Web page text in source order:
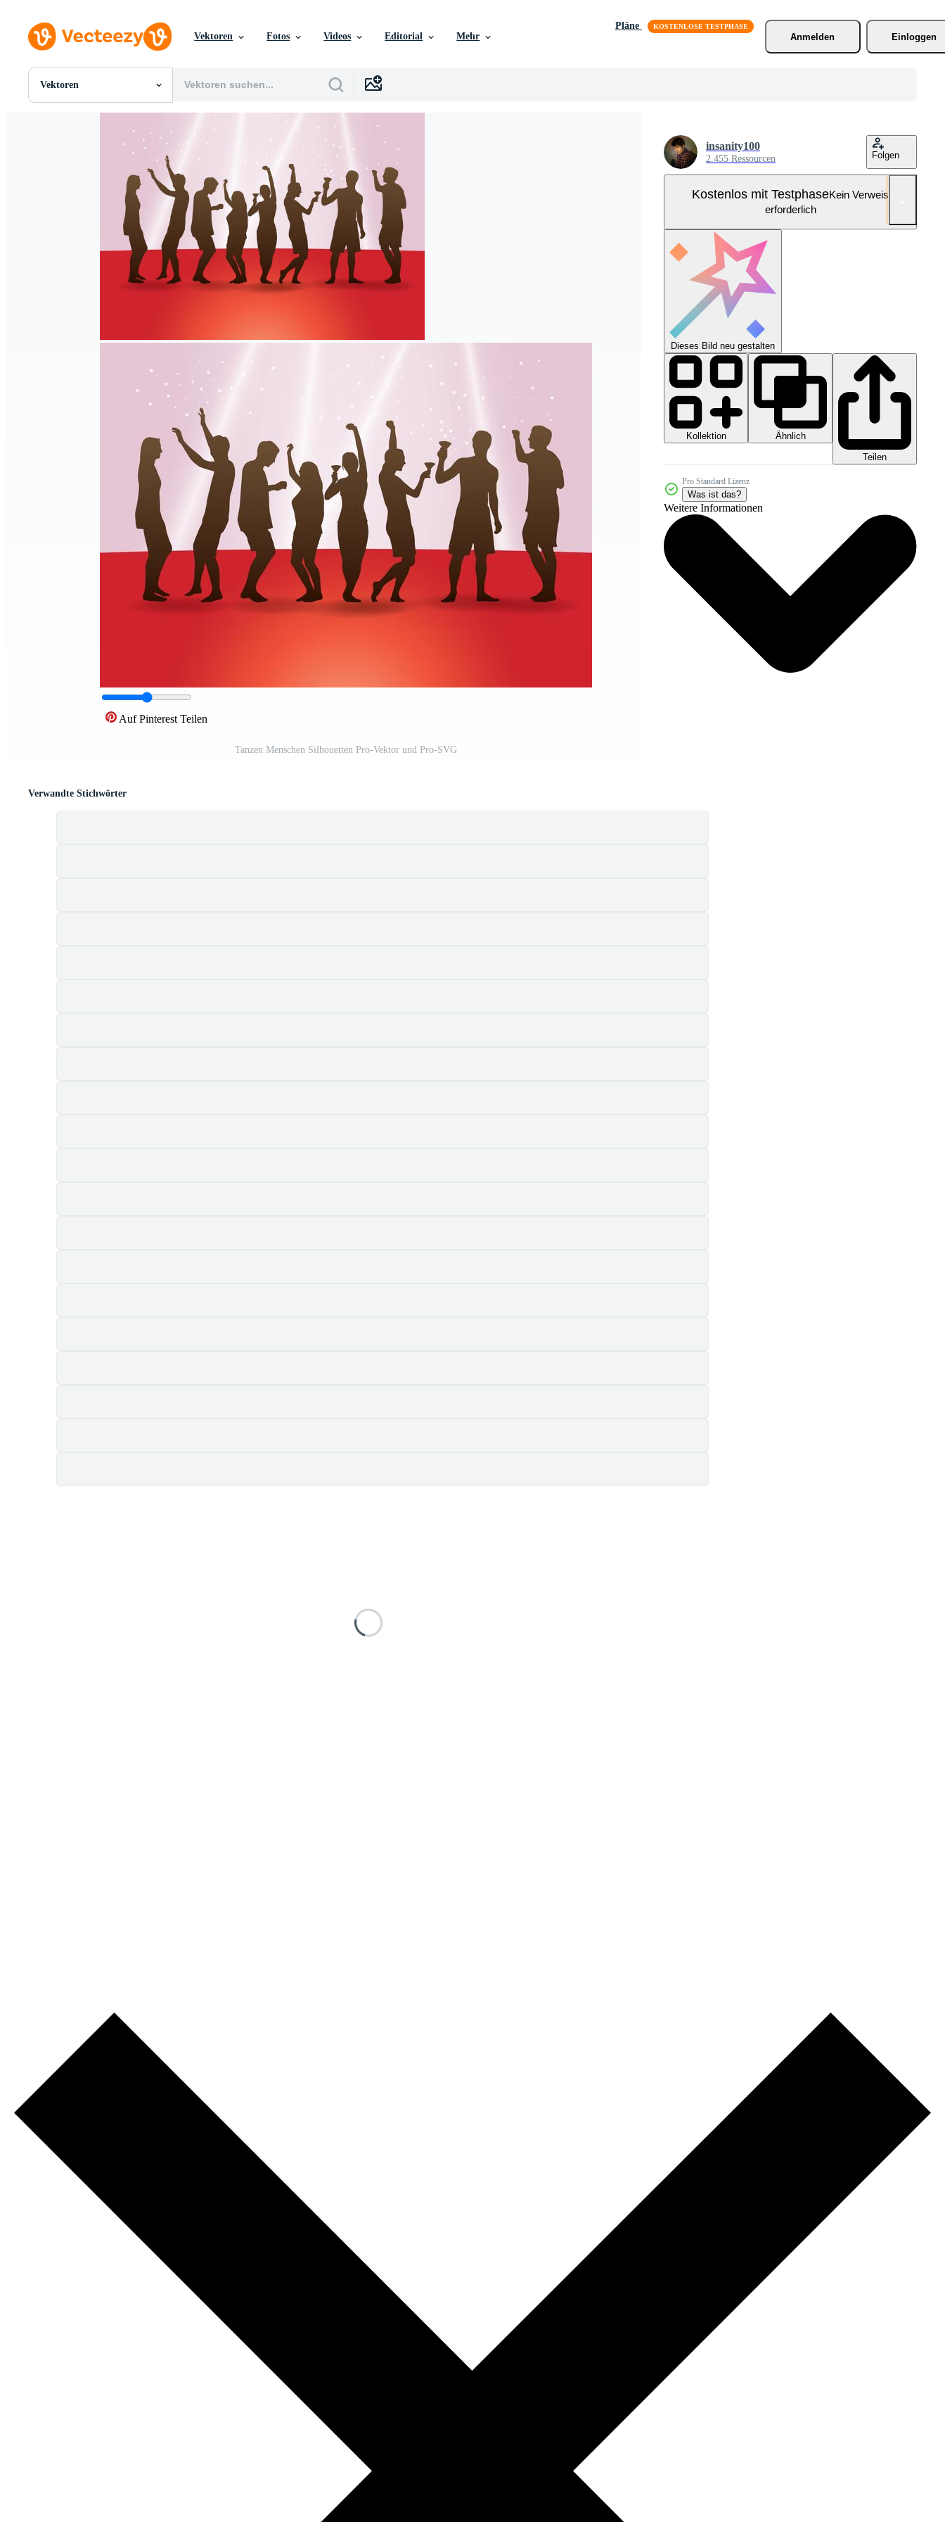
Vektoren Fotos Videos Editorial Mehr
Pläne
Anmelden
Einloggen
Vektoren
Alle Bilder
Motion Graphics
Redaktionelle Bilder
Redaktionelle Ereignisse
Auf Pinterest Teilen
Tanzen Menschen Silhouetten Pro-Vektor und Pro-SVG
insanity100
2.455 Ressourcen Folgen
Kostenlos mit TestphaseKein Verweis
erforderlich
Dieses Bild neu gestalten
Kollektion
Ähnlich
Teilen
Pro Standard Lizenz
Was ist das?
Weitere Informationen
Verwandte Stichwörter